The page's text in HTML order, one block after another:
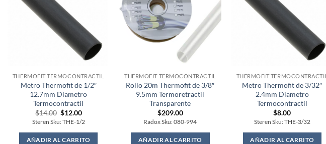
THERMOFIT TERMOCONTRACTIL
Metro Thermofit de 1/2″
12.7mm Diametro
Termocontractil
$14.00 Original
price
was:
$14.00.
$12.00Current
price
is:
$12.00.
Steren Sku: THE-1/2
AÑADIR AL CARRITO
THERMOFIT TERMOCONTRACTIL
Rollo 20m Thermofit de 3/8″
9.5mm Termoretractil
Transparente
$209.00
Radox Sku: 080-994
AÑADIR AL CARRITO
THERMOFIT TERMOCONTRACTIL
Metro Thermofit de 3/32″
2.4mm Diametro
Termocontractil
$8.00
Steren Sku: THE-3/32
AÑADIR AL CARRITO